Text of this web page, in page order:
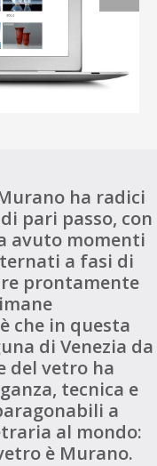
ha radici
pari passo, con
avuto momenti
a fasi di
prontamente
che in questa
di Venezia da
del vetro ha
tecnica e
a
al mondo:
è Murano.